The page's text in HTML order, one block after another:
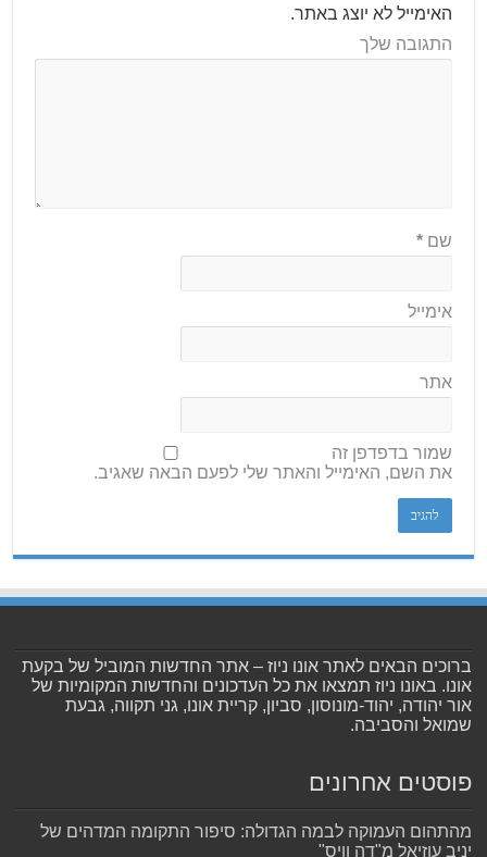
האימייל לא יוצג באתר.
התגובה שלך
שם*
אימייל
אתר
שמור בדפדפן זה
את השם, האימייל והאתר שלי לפעם הבאה שאגיב.
ברוכים הבאים לאתר אונו ניוז – אתר החדשות המוביל של בקעת
אונו. באונו ניוז תמצאו את כל העדכונים והחדשות המקומיות של
אור יהודה, יהוד-מונוסון, סביון, קריית אונו, גני תקווה, גבעת
שמואל והסביבה.
פוסטים אחרונים
מהתהום העמוקה לבמה הגדולה: סיפור התקומה המדהים של
יניב עוזיאל מ"דה וויס"